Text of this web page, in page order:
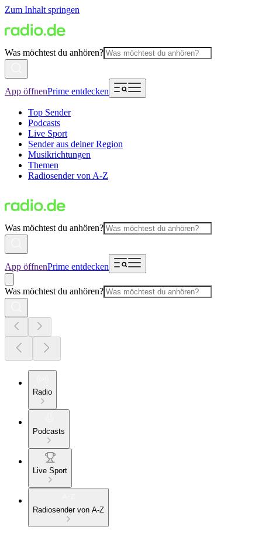
Zum Inhalt springen
Was möchtest du anhören?
App öffnenPrime entdecken
Top Sender
Podcasts
Live Sport
Sender aus deiner Region
Musikrichtungen
Themen
Radiosender von A-Z
Was möchtest du anhören?
App öffnenPrime entdecken
Was möchtest du anhören?
Radio
Podcasts
Live Sport
Radiosender von A-Z